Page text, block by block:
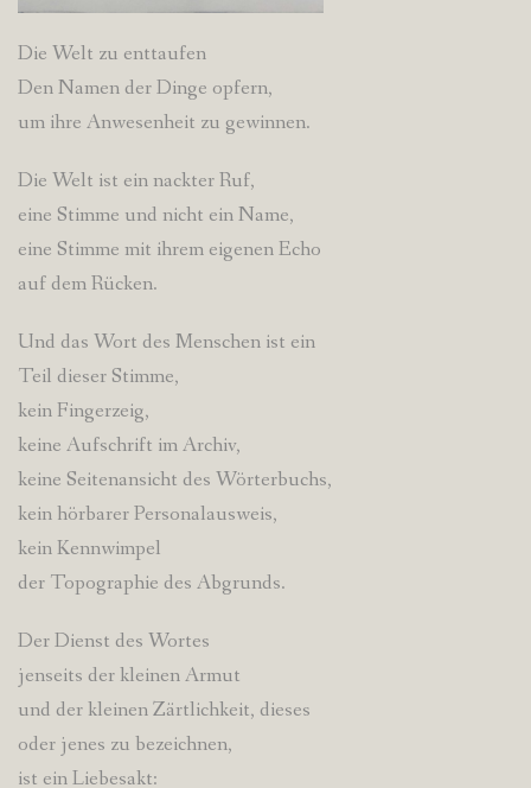
Die Welt zu enttaufen
Den Namen der Dinge opfern,
um ihre Anwesenheit zu gewinnen.
Die Welt ist ein nackter Ruf,
eine Stimme und nicht ein Name,
eine Stimme mit ihrem eigenen Echo
auf dem Rücken.
Und das Wort des Menschen ist ein
Teil dieser Stimme,
kein Fingerzeig,
keine Aufschrift im Archiv,
keine Seitenansicht des Wörterbuchs,
kein hörbarer Personalausweis,
kein Kennwimpel
der Topographie des Abgrunds.
Der Dienst des Wortes
jenseits der kleinen Armut
und der kleinen Zärtlichkeit, dieses
oder jenes zu bezeichnen,
ist ein Liebesakt: